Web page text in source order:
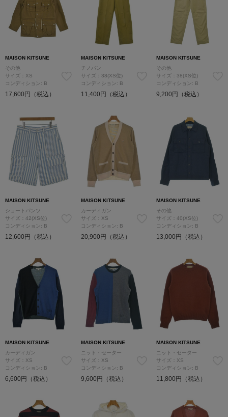
MAISON KITSUNE
その他
サイズ：XS
コンディション: B
17,600円（税込）
MAISON KITSUNE
チノパン
サイズ：38(XS位)
コンディション: B
11,400円（税込）
MAISON KITSUNE
その他
サイズ：38(XS位)
コンディション: B
9,200円（税込）
MAISON KITSUNE
ショートパンツ
サイズ：42(XS位)
コンディション: B
12,600円（税込）
MAISON KITSUNE
カーディガン
サイズ：XS
コンディション: B
20,900円（税込）
MAISON KITSUNE
その他
サイズ：40(XS位)
コンディション: B
13,000円（税込）
MAISON KITSUNE
カーディガン
サイズ：XS
コンディション: B
6,600円（税込）
MAISON KITSUNE
ニット・セーター
サイズ：XS
コンディション: B
9,600円（税込）
MAISON KITSUNE
ニット・セーター
サイズ：XS
コンディション: B
11,800円（税込）